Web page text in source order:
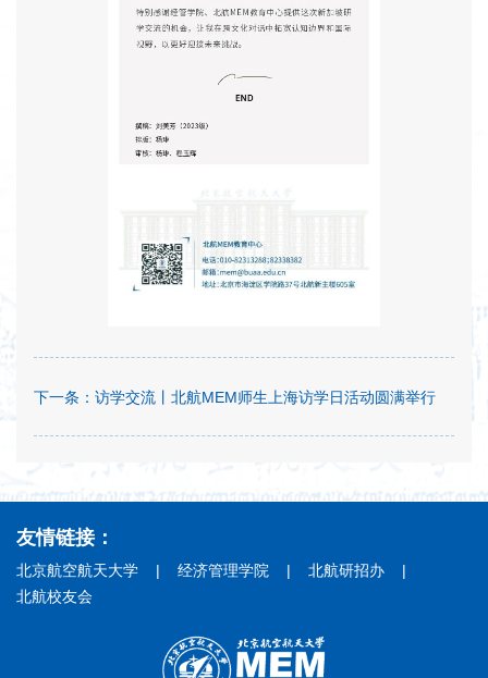
下一条： 访学交流丨北航MEM师生上海访学日活动圆满举行
友情链接：
北京航空航天大学 | 经济管理学院 | 北航研招办
|
北航校友会